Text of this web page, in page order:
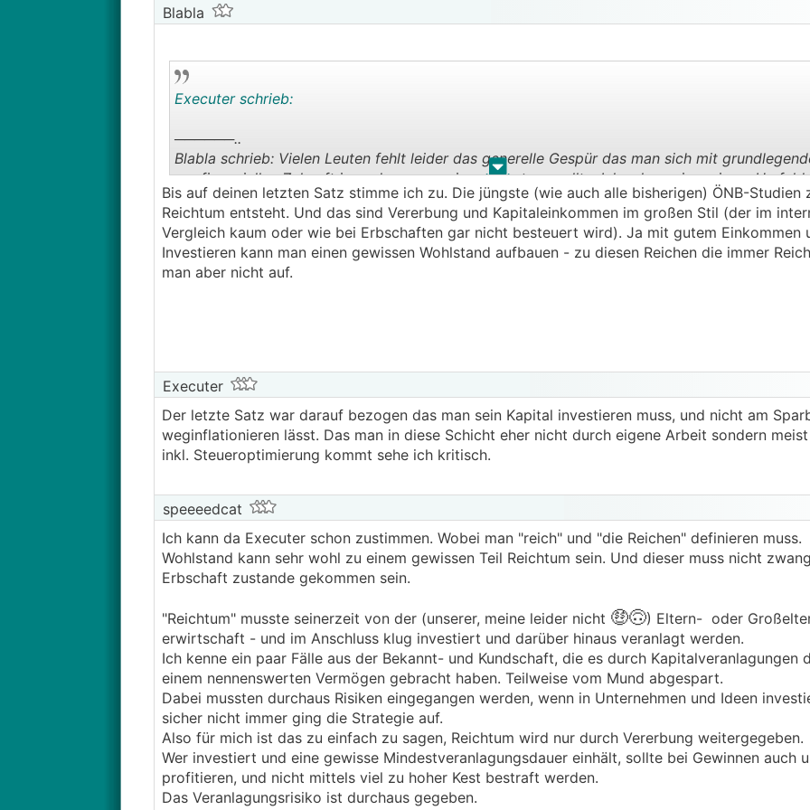
Blabla
. .
Executer schrieb:
──────..
Blabla schrieb: Vielen Leuten fehlt leider das generelle Gespür das man sich mit
zur finanziellen Zukunft irgendwann auseinandersetzen sollte. Ich sehe es in meinem
junge Familie hat super Haus, Kredit mit Fixzins und gibt abseits vom Bausparer praktisch
einen Puffer + ETF anzusparen wäre locker drinnen.
───────────────
Manchen fehlt das Gespür bzw. die Intension wie man Wohlstand erreichen kann. Das geht
Markt ist und warum es so wichtig wäre dort investiert zu sein. Politik und Medien
(ähnlich wie in DE).
Anstatt sich ernsthaft damit zu beschäftigen warum die "Reichen" immer wohlhabender
die richtigen Schlüsse daraus zu ziehen, wird herumgejammert und nach dem
Bis auf deinen letzten Satz stimme ich zu. Die jüngste (wie auch alle bisherigen) ÖNB-Studien
Reichtum entsteht. Und das sind Vererbung und Kapitaleinkommen im großen Stil (der im
Vergleich kaum oder wie bei Erbschaften gar nicht besteuert wird). Ja mit gutem Einkommen
Investieren kann man einen gewissen Wohlstand aufbauen - zu diesen Reichen die immer
man aber nicht auf.
Executer
Der letzte Satz war darauf bezogen das man sein Kapital investieren muss, und nicht am
weginflationieren lässt. Das man in diese Schicht eher nicht durch eigene Arbeit sondern
inkl. Steueroptimierung kommt sehe ich kritisch.
speeeedcat
Ich kann da Executer schon zustimmen. Wobei man "reich" und "die Reichen" definieren muss.
Wohlstand kann sehr wohl zu einem gewissen Teil Reichtum sein. Und dieser muss nicht
Erbschaft zustande gekommen sein.
"Reichtum" musste seinerzeit von der (unserer, meine leider nicht 🤑🙃) Eltern- oder
erwirtschaft - und im Anschluss klug investiert und darüber hinaus veranlagt werden.
Ich kenne ein paar Fälle aus der Bekannt- und Kundschaft, die es durch Kapitalveranlagungen
einem nennenswerten Vermögen gebracht haben. Teilweise vom Mund abgespart.
Dabei mussten durchaus Risiken eingegangen werden, wenn in Unternehmen und Ideen
sicher nicht immer ging die Strategie auf.
Also für mich ist das zu einfach zu sagen, Reichtum wird nur durch Vererbung weitergegeben.
Wer investiert und eine gewisse Mindestveranlagungsdauer einhält, sollte bei Gewinnen auch
profitieren, und nicht mittels viel zu hoher Kest bestraft werden.
Das Veranlagungsrisiko ist durchaus gegeben.